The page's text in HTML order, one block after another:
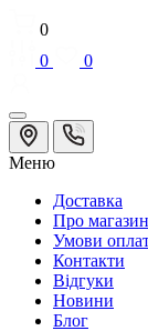
0
0
0
Меню
Доставка
Про магазин
Умови
Контакти
Відгуки
Новини
Блог